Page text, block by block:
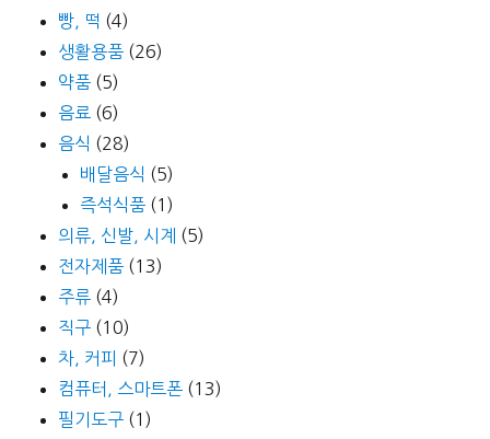
빵, 떡 (4)
생활용품 (26)
약품 (5)
음료 (6)
음식 (28)
배달음식 (5)
즉석식품 (1)
의류, 신발, 시계 (5)
전자제품 (13)
주류 (4)
직구 (10)
차, 커피 (7)
컴퓨터, 스마트폰 (13)
필기도구 (1)